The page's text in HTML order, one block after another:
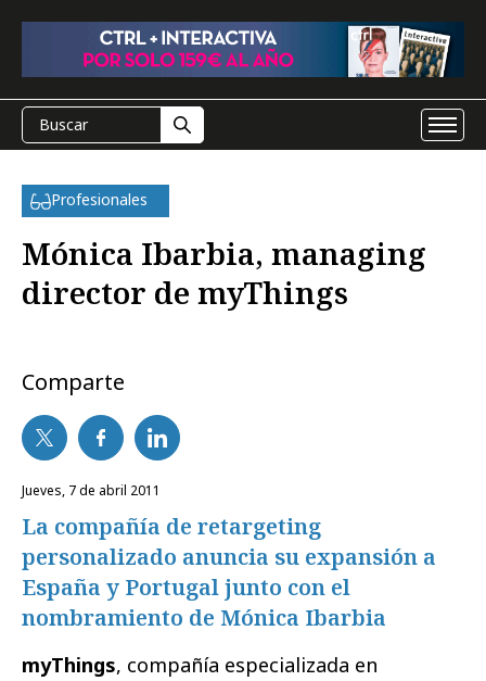
Profesionales
Mónica Ibarbia, managing
director de myThings
Comparte
jueves, 7 de abril 2011
La compañía de retargeting
personalizado anuncia su expansión a
España y Portugal junto con el
nombramiento de Mónica Ibarbia
myThings, compañía especializada en